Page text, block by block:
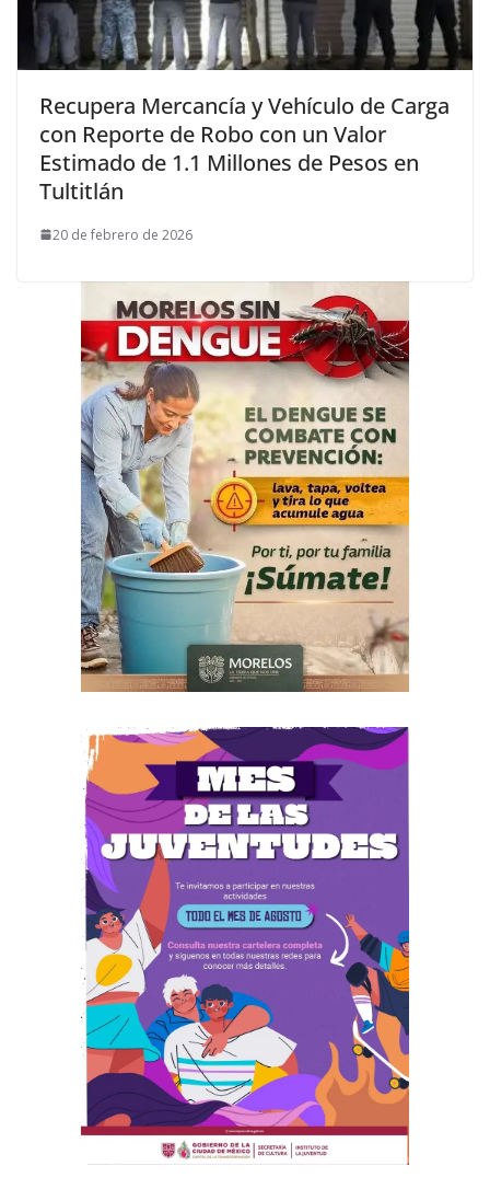
Recupera Mercancía y Vehículo de Carga
con Reporte de Robo con un Valor
Estimado de 1.1 Millones de Pesos en
Tultitlán
20 de febrero de 2026